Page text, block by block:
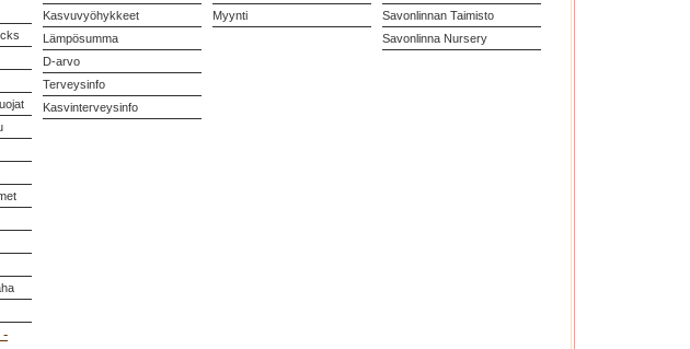
-
Kasvuvyöhykkeet
Lämpösumma
D-arvo
Terveysinfo
Kasvinterveysinfo
Myynti
Savonlinnan Taimisto
Savonlinna Nursery